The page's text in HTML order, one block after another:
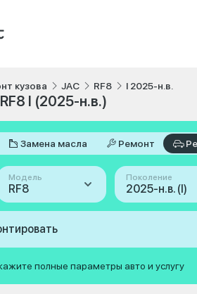
кузова JAC RF8 I 2025-н.в.
I (2025-н.в.)
Замена масла Ремонт
Модель
RF8
Поколение
2025-н.в. (I)
полные параметры авто и услугу